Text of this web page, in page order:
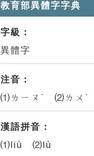
教育部異體字字典
字級：
異體字
注音：
⑴ㄌㄧㄡˋ ⑵ㄌㄨˋ
漢語拼音：
⑴liù ⑵lù